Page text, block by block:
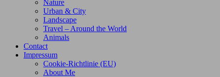
Nature
Urban & City
Landscape
Travel – Around the World
Animals
Contact
Impressum
Cookie-Richtlinie (EU)
About Me